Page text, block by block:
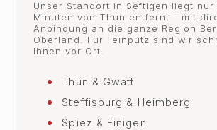
Unser Standort in Seftigen liegt nur
Minuten von Thun entfernt – mit
Anbindung an die ganze Region
Oberland. Für Feinputz sind wir
Ihnen vor Ort.
Thun & Gwatt
Steffisburg & Heimberg
Spiez & Einigen